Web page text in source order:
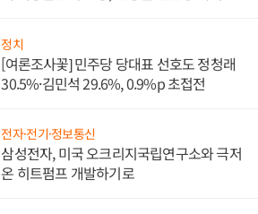
정치
[여론조사꽃] 민주당 당대표 선호도 정청래
30.5%·김민석 29.6%, 0.9%p 초접전
전자·전기·정보통신
삼성전자, 미국 오크리지국립연구소와 극저
온 히트펌프 개발하기로